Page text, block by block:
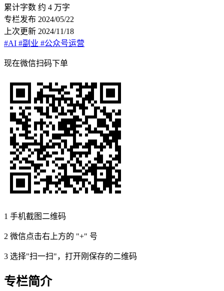
累计字数 约 4 万字
专栏发布 2024/05/22
上次更新 2024/11/18
#AI #副业 #公众号运营
现在微信扫码下单
1 手机截图二维码
2 微信点击右上方的 "+" 号
3 选择"扫一扫"，打开刚保存的二维码
专栏简介